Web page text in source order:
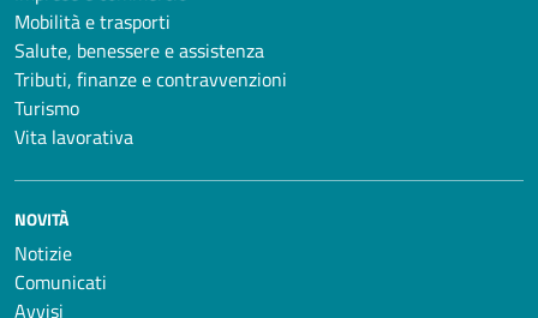
Mobilità e trasporti
Salute, benessere e assistenza
Tributi, finanze e contravvenzioni
Turismo
Vita lavorativa
NOVITÀ
Notizie
Comunicati
Avvisi